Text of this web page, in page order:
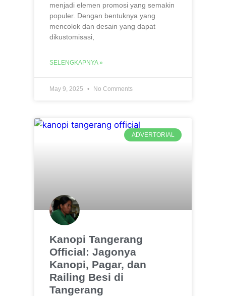
menjadi elemen promosi yang semakin
populer. Dengan bentuknya yang
mencolok dan desain yang dapat
dikustomisasi,
SELENGKAPNYA »
May 9, 2025 No Comments
ADVERTORIAL
Kanopi Tangerang
Official: Jagonya
Kanopi, Pagar, dan
Railing Besi di
Tangerang